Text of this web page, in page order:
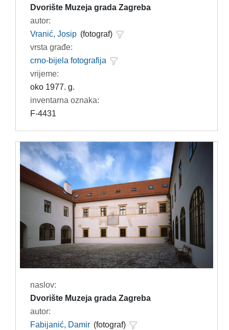
Dvorište Muzeja grada Zagreba
autor:
Vranić, Josip (fotograf)
vrsta građe:
crno-bijela fotografija
vrijeme:
oko 1977. g.
inventarna oznaka:
F-4431
naslov:
Dvorište Muzeja grada Zagreba
autor:
Fabijanić, Damir (fotograf)